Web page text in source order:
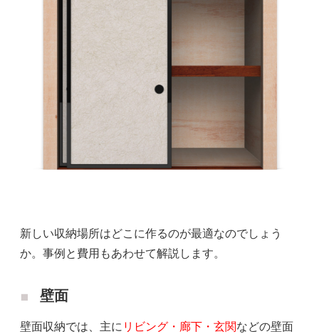
新しい収納場所はどこに作るのが最適なのでしょう
か。事例と費用もあわせて解説します。
壁面
壁面収納では、主に リビング・廊下・玄関などの壁面